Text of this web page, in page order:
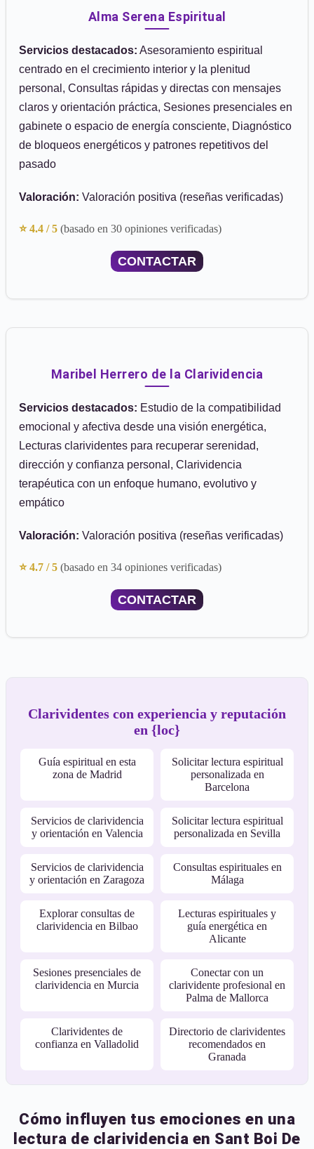
Alma Serena Espiritual
Servicios destacados: Asesoramiento espiritual
centrado en el crecimiento interior y la plenitud
personal, Consultas rápidas y directas con mensajes
claros y orientación práctica, Sesiones presenciales en
gabinete o espacio de energía consciente, Diagnóstico
de bloqueos energéticos y patrones repetitivos del
pasado
Valoración: Valoración positiva (reseñas verificadas)
⭐ 4.4 / 5 (basado en 30 opiniones verificadas)
CONTACTAR
Maribel Herrero de la Clarividencia
Servicios destacados: Estudio de la compatibilidad
emocional y afectiva desde una visión energética,
Lecturas clarividentes para recuperar serenidad,
dirección y confianza personal, Clarividencia
terapéutica con un enfoque humano, evolutivo y
empático
Valoración: Valoración positiva (reseñas verificadas)
⭐ 4.7 / 5 (basado en 34 opiniones verificadas)
CONTACTAR
Clarividentes con experiencia y reputación
en {loc}
Guía espiritual en esta
zona de Madrid
Solicitar lectura espiritual
personalizada en
Barcelona
Servicios de clarividencia
y orientación en Valencia
Solicitar lectura espiritual
personalizada en Sevilla
Servicios de clarividencia
y orientación en Zaragoza
Consultas espirituales en
Málaga
Explorar consultas de
clarividencia en Bilbao
Lecturas espirituales y
guía energética en
Alicante
Sesiones presenciales de
clarividencia en Murcia
Conectar con un
clarividente profesional en
Palma de Mallorca
Clarividentes de
confianza en Valladolid
Directorio de clarividentes
recomendados en
Granada
Cómo influyen tus emociones en una
lectura de clarividencia en Sant Boi De